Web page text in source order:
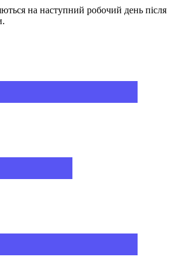
на наступний робочий день після